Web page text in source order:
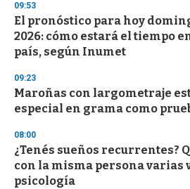
d
s
o
f
3
s
e
c
o
d
09:53
El pronóstico para hoy
2026: cómo estará el tiempo
país, según Inumet
09:23
Maroñas con largometraje
especial en grama como
08:00
¿Tenés sueños recurrentes?
con la misma persona varias
psicología